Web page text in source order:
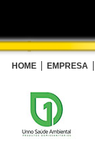
HOME EMPRESA